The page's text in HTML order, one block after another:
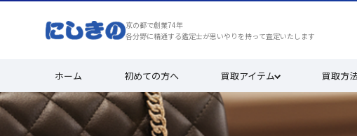
京の都で創業74年
各分野に精通する鑑定士が思いやりを持って査定いたします
ホーム 初めての方へ 買取アイテム 買取方
買取実績